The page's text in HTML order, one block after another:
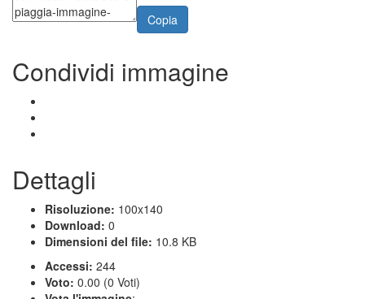
Copia
Condividi immagine
Dettagli
Risoluzione: 100x140
Download: 0
Dimensioni del file: 10.8 KB
Accessi: 244
Voto: 0.00 (0 Voti)